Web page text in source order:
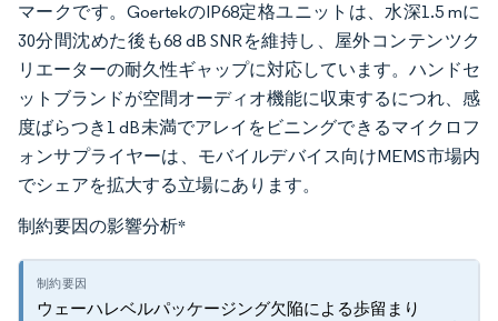
マークです。GoertekのIP68定格ユニットは、水深1.5 mに
30分間沈めた後も68 dB SNRを維持し、屋外コンテンツク
リエーターの耐久性ギャップに対応しています。ハンドセ
ットブランドが空間オーディオ機能に収束するにつれ、感
度ばらつき1 dB未満でアレイをビニングできるマイクロフ
ォンサプライヤーは、モバイルデバイス向けMEMS市場内
でシェアを拡大する立場にあります。
制約要因の影響分析*
ウェーハレベルパッケージング欠陥による歩留まり